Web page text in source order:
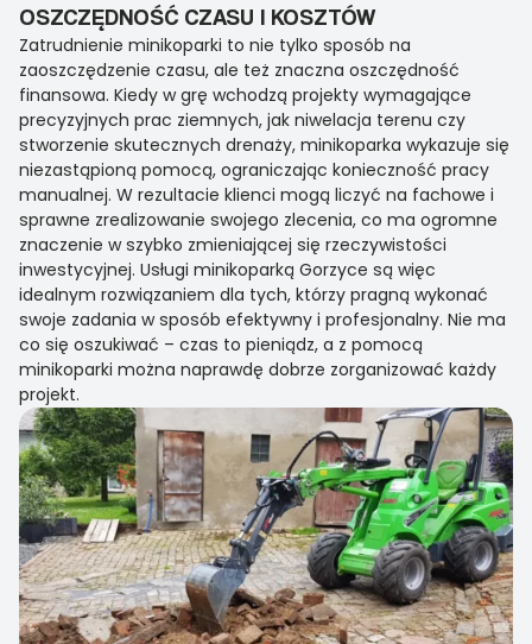
OSZCZĘDNOŚĆ CZASU I KOSZTÓW
Zatrudnienie minikoparki to nie tylko sposób na
zaoszczędzenie czasu, ale też znaczna oszczędność
finansowa. Kiedy w grę wchodzą projekty wymagające
precyzyjnych prac ziemnych, jak niwelacja terenu czy
stworzenie skutecznych drenaży, minikoparka wykazuje się
niezastąpioną pomocą, ograniczając konieczność pracy
manualnej. W rezultacie klienci mogą liczyć na fachowe i
sprawne zrealizowanie swojego zlecenia, co ma ogromne
znaczenie w szybko zmieniającej się rzeczywistości
inwestycyjnej. Usługi minikoparką Gorzyce są więc
idealnym rozwiązaniem dla tych, którzy pragną wykonać
swoje zadania w sposób efektywny i profesjonalny. Nie ma
co się oszukiwać – czas to pieniądz, a z pomocą
minikoparki można naprawdę dobrze zorganizować każdy
projekt.